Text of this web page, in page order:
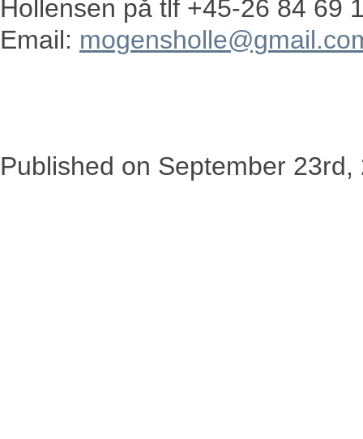
Hollensen på tlf +45-26 84 69
Email:
Published on September 23rd,